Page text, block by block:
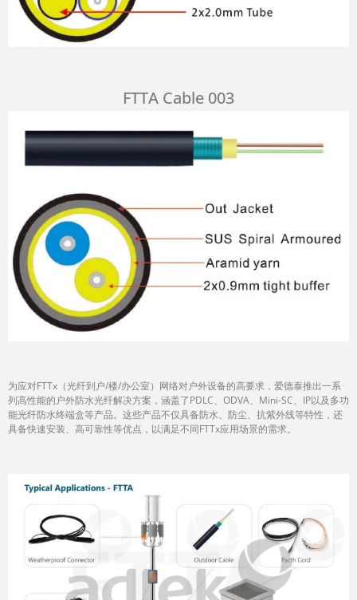
FTTA Cable 003
为应对FTTx（光纤到户/楼/办公室）网络对户外设备的高要求，爱德泰推出一系
列高性能的户外防水光纤解决方案，涵盖了PDLC、ODVA、Mini-SC、IP以及多功
能光纤防水终端盒等产品。这些产品不仅具备防水、防尘、抗紫外线等特性，还
具备快速安装、高可靠性等优点，以满足不同FTTx应用场景的需求。